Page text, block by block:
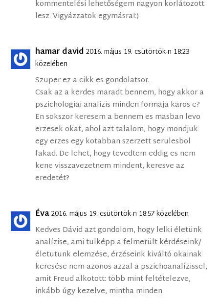
kommentelési lehetőségem nagyon korlátozott
lesz. Vigyázzatok egymásra!:)
hamar david 2016. május 19. csütörtök-n 18:23
közelében
Szuper ez a cikk es gondolatsor.
Csak az a kerdes maradt bennem, hogy akkor a
pszichologiai analizis minden formaja karos-e?
En sokszor keresem a bennem es masban levo
erzesek okat, ahol azt talalom, hogy mondjuk
egy erzes egy kotabban szerzett serulesbol
fakad. De lehet, hogy tevedtem eddig es nem
kene visszavezetnem mindent, keresve az
eredetét?
Éva2016. május 19. csütörtök-n 18:57 közelében
Kedves Dávid azt gondolom, hogy lelki életünk
analízise, ami tulképp a felmerült kérdéseink/
életutunk elemzése, érzéseink kiváltó okainak
keresése nem azonos azzal a pszichoanalízissel,
amit Freud alkotott: több mint feltételezve,
inkább úgy kezelve, mintha minden